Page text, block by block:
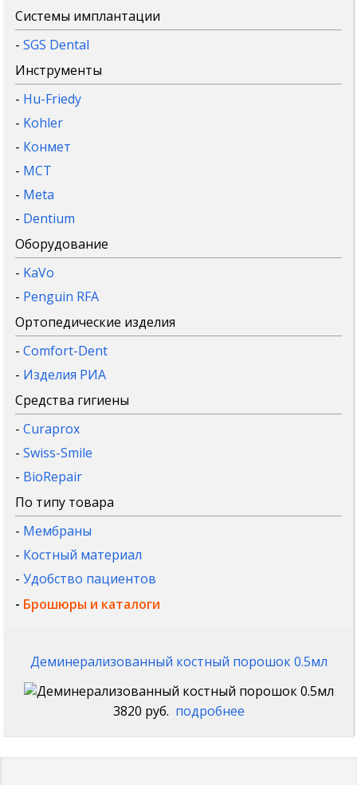
Системы имплантации
-SGS Dental
Инструменты
- Hu-Friedy
- Kohler
- Конмет
- MCT
- Meta
- Dentium
Оборудование
- KaVo
- Penguin RFA
Ортопедические изделия
-Comfort-Dent
- Изделия РИА
Средства гигиены
-Curaprox
-Swiss-Smile
- BioRepair
По типу товара
- Мембраны
- Костный материал
-Удобство пациентов
- Брошюры и каталоги
Деминерализованный костный порошок 0.5мл
3820 руб. подробнее